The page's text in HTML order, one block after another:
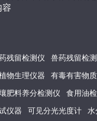
残留检测仪 兽药残留检
物生理仪器 有毒有害物质
肥料养分检测仪 食用油
仪器 可见分光光度计